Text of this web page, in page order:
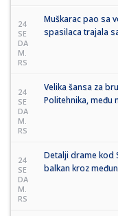
24
SE
DA
M.
RS
Muškarac pao sa
spasilaca trajala
24
SE
DA
M.
RS
Velika šansa za
Politehnika, među
24
SE
DA
M.
RS
Detalji drame kod
balkan kroz